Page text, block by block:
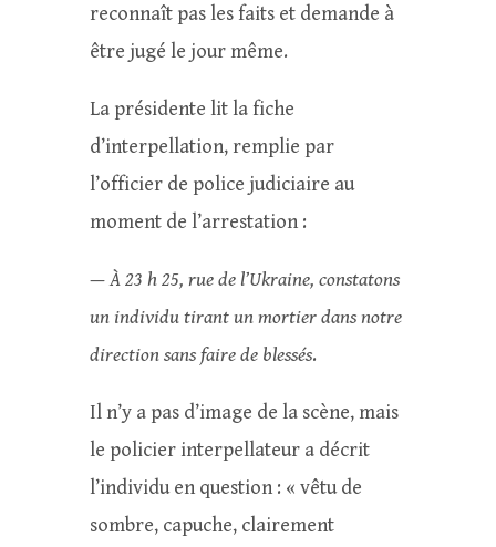
reconnaît pas les faits et demande à
être jugé le jour même.
La présidente lit la fiche
d’interpellation, remplie par
l’officier de police judiciaire au
moment de l’arrestation :
—À23 h 25, rue de l’Ukraine, constatons
un individu tirant un mortier dans notre
direction sans faire de blessés.
Il n’y a pas d’image de la scène, mais
le policier interpellateur a décrit
l’individu en question : « vêtu de
sombre, capuche, clairement